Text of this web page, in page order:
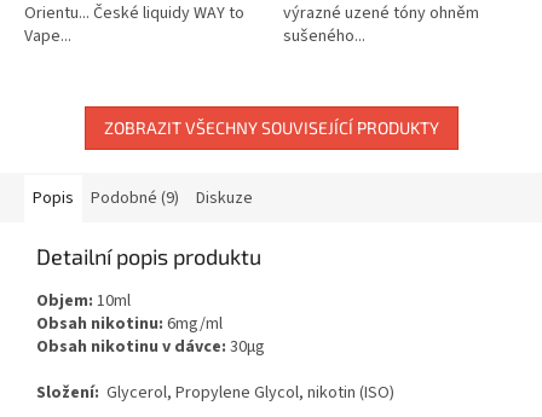
Orientu... České liquidy WAY to
Vape...
výrazné uzené tóny ohněm
sušeného...
ZOBRAZIT VŠECHNY SOUVISEJÍCÍ PRODUKTY
Popis Podobné (9) Diskuze
Detailní popis produktu
Objem: 10ml
Obsah nikotinu: 6mg/ml
Obsah nikotinu v dávce: 30μg
Složení: Glycerol, Propylene Glycol, nikotin (ISO)